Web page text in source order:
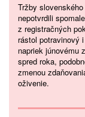
Tržby
nepotvrdili
z registračných
rástol potravinový
napriek júnovému
spred roka,
zmenou
oživenie.